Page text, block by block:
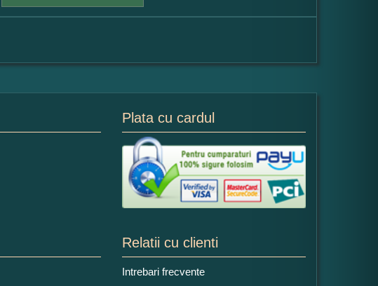
Plata cu cardul
Relatii cu clienti
Intrebari frecvente